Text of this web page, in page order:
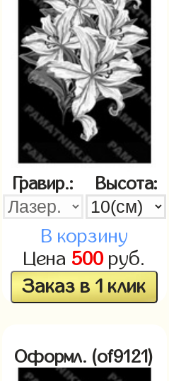
Гравир.: Высота:
В корзину
Цена 500руб.
Заказ в 1 клик
Оформл. (of9121)